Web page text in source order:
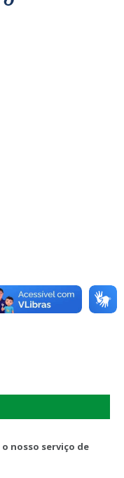
nosso serviço de